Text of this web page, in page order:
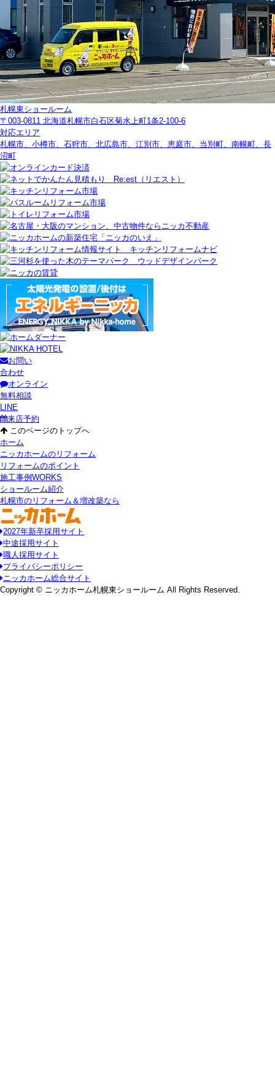
札幌東ショールーム
〒003-0811 北海道札幌市白石区菊水上町1条2-100-6
対応エリア
札幌市、小樽市、石狩市、北広島市、江別市、恵庭市、当別町、南幌町、長
沼町
お問い
合わせ
オンライン
無料相談
LINE
来店予約
このページのトップへ
ホーム
ニッカホームのリフォーム
リフォームのポイント
施工事例 WORKS
ショールーム紹介
札幌市のリフォーム＆増改築なら
2027年新卒採用サイト
中途採用サイト
職人採用サイト
プライバシーポリシー
ニッカホーム総合サイト
Copyright © ニッカホーム札幌東ショールーム All Rights Reserved.